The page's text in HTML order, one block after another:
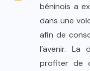
béninois a
dans une
afin de
l’avenir.
profiter de